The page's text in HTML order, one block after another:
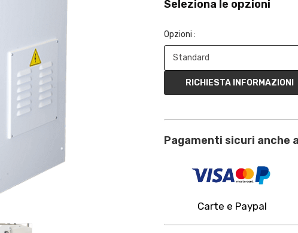
Seleziona le opzioni
Opzioni :
RICHIESTA INFORMAZIONI
Pagamenti sicuri anche
Carte e Paypal